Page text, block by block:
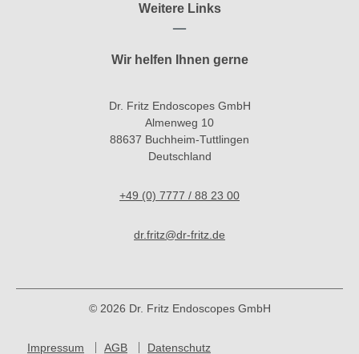
Weitere Links
Wir helfen Ihnen gerne
Dr. Fritz Endoscopes GmbH
Almenweg 10
88637 Buchheim-Tuttlingen
Deutschland
+49 (0) 7777 / 88 23 00
dr.fritz@dr-fritz.de
© 2026 Dr. Fritz Endoscopes GmbH
Impressum AGB Datenschutz